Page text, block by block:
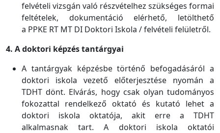
felvételi vizsgán való részvételhez szükséges formai
feltételek, dokumentáció elérhető, letölthető
a PPKE RT MT DI Doktori Iskola / felvételi felületről.
4. A doktori képzés tantárgyai
A tantárgyak képzésbe történő befogadásáról a
doktori iskola vezető előterjesztése nyomán a
TDHT dönt. Elvárás, hogy csak olyan tudományos
fokozattal rendelkező oktató és kutató lehet a
doktori iskola oktatója, akit erre a TDHT
alkalmasnak tart. A doktori iskola oktatói